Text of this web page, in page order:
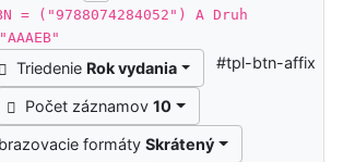
= ("9788074284052") A Druh
Triedenie Rok vydania
Počet záznamov10
formátySkrátený
#tpl-btn-affix